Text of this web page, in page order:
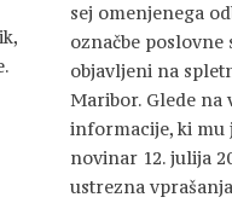
sej omenjenega
označbe
objavljeni na
Maribor. Glede na
informacije, ki mu
novinar 12. julija
ustrezna